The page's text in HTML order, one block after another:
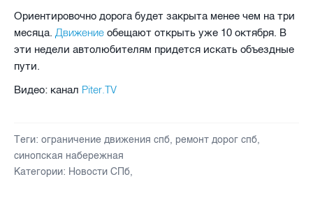
Ориентировочно дорога будет закрыта менее чем на три
месяца. Движение обещают открыть уже 10 октября. В
эти недели автолюбителям придется искать объездные
пути.
Видео: канал Piter.TV
Теги: ограничение движения спб, ремонт дорог спб,
синопская набережная
Категории: Новости СПб,